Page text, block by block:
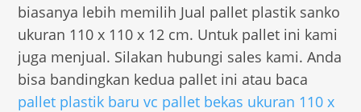
biasanya lebih memilih Jual pallet plastik sanko
ukuran 110 x 110 x 12 cm. Untuk pallet ini kami
juga menjual. Silakan hubungi sales kami. Anda
bisa bandingkan kedua pallet ini atau baca
pallet plastik baru vc pallet bekas ukuran 110 x